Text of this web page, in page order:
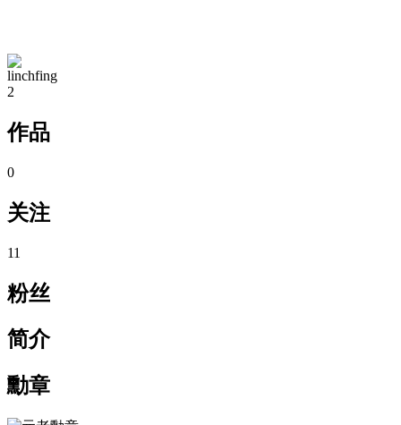
linchfing
2
作品
0
关注
11
粉丝
简介
勳章